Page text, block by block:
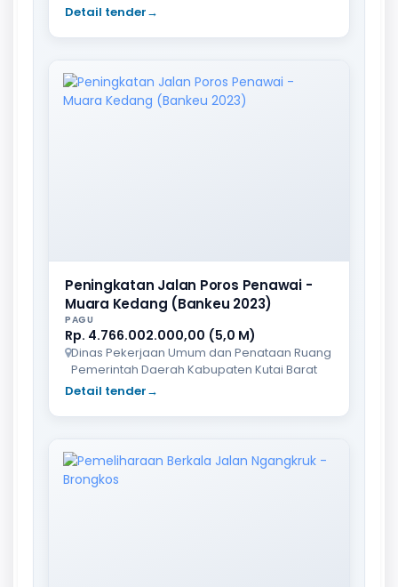
Detail tender→
Peningkatan Jalan Poros Penawai -
Muara Kedang (Bankeu 2023)
PAGU
Rp. 4.766.002.000,00 (5,0 M)
Dinas Pekerjaan Umum dan Penataan Ruang
Pemerintah Daerah Kabupaten Kutai Barat
Detail tender→